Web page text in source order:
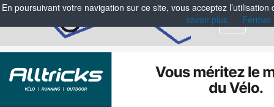
Menu
En poursuivant votre navigation sur ce site, vous acceptez
savoir plus
Fermer